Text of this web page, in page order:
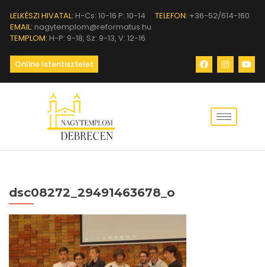
LELKÉSZI HIVATAL: H-Cs: 10-16 P: 10-14 TELEFON: +36-52/614-160
EMAIL: nagytemplom@reformatus.hu
TEMPLOM: H-P: 9-18, Sz: 9-13, V: 12-16
Online Istentisztelet
dsc08272_29491463678_o